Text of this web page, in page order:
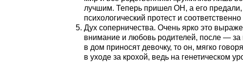
лучшим. Теперь пришел ОН, а его предали,
психологический протест и
Дух соперничества. Очень ярко это
внимание и любовь родителей, после —
в дом приносят девочку, то он, мягко
в уходе за крохой, ведь на генетическом